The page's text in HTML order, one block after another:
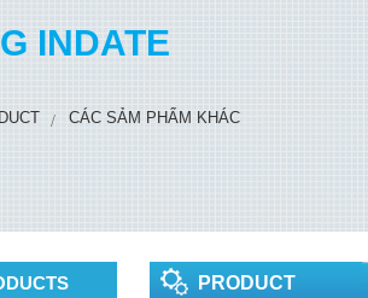
INDATE
CÁC SẢM PHẨM KHÁC
PRODUCT